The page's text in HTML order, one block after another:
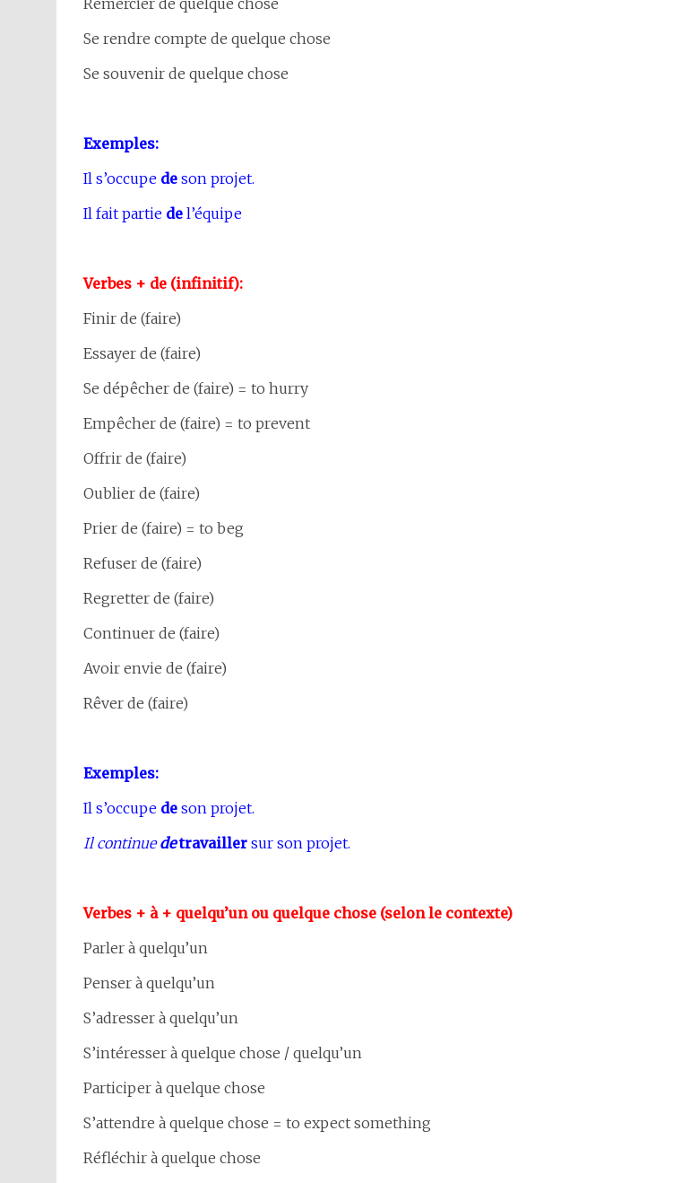
Remercier de quelque chose
Se rendre compte de quelque chose
Se souvenir de quelque chose
Exemples:
Il s’occupe de son projet.
Il fait partie de l’équipe
Verbes + de (infinitif):
Finir de (faire)
Essayer de (faire)
Se dépêcher de (faire) = to hurry
Empêcher de (faire) = to prevent
Offrir de (faire)
Oublier de (faire)
Prier de (faire) = to beg
Refuser de (faire)
Regretter de (faire)
Continuer de (faire)
Avoir envie de (faire)
Rêver de (faire)
Exemples:
Il s’occupe de son projet.
Il continuedetravailler sur son projet.
Verbes + à + quelqu’un ou quelque chose (selon le contexte)
Parler à quelqu’un
Penser à quelqu’un
S’adresser à quelqu’un
S’intéresser à quelque chose / quelqu’un
Participer à quelque chose
S’attendre à quelque chose = to expect something
Réfléchir à quelque chose